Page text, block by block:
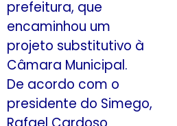
prefeitura, que
encaminhou um
projeto substitutivo à
Câmara Municipal.
De acordo com o
presidente do Simego,